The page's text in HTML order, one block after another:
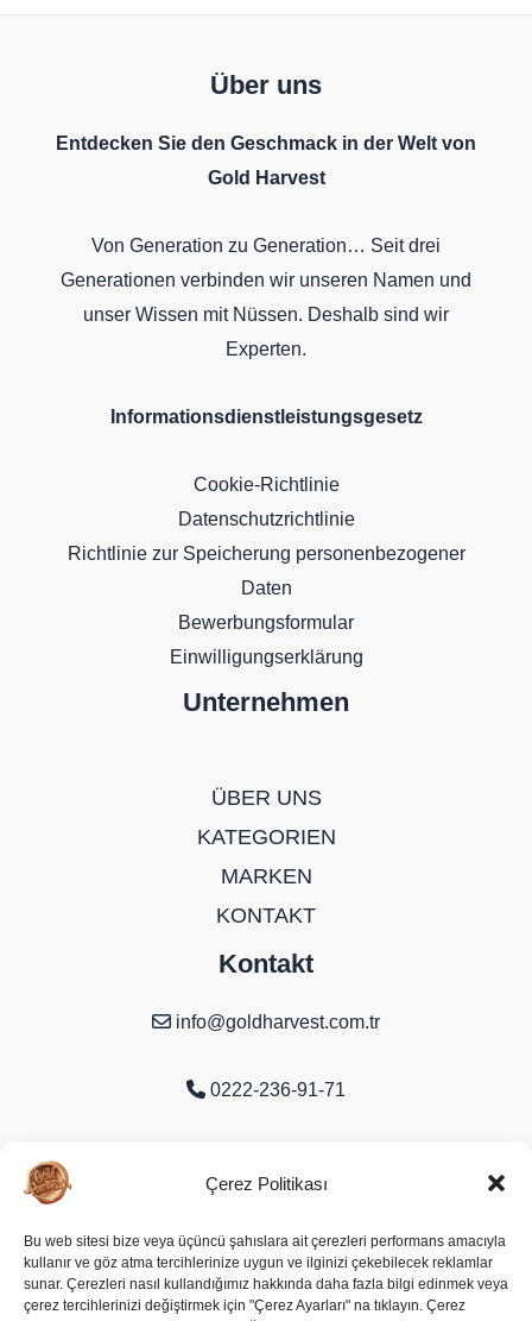
Çerez Politikası
Bu web sitesi bize veya üçüncü şahıslara ait çerezleri performans amacıyla
kullanır ve göz atma tercihlerinize uygun ve ilginizi çekebilecek reklamlar
sunar. Çerezleri nasıl kullandığımız hakkında daha fazla bilgi edinmek veya
çerez tercihlerinizi değiştirmek için "Çerez Ayarları" na tıklayın. Çerez
Über uns
Entdecken Sie den Geschmack in der Welt von
Gold Harvest
Von Generation zu Generation… Seit drei
Generationen verbinden wir unseren Namen und
unser Wissen mit Nüssen. Deshalb sind wir
Experten.
Informationsdienstleistungsgesetz
Cookie-Richtlinie
Datenschutzrichtlinie
Richtlinie zur Speicherung personenbezogener
Daten
Bewerbungsformular
Einwilligungserklärung
Unternehmen
ÜBER UNS
KATEGORIEN
MARKEN
KONTAKT
Kontakt
info@goldharvest.com.tr
0222-236-91-71
Odunpazarı/Eskişehir
Soziale Medien